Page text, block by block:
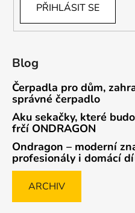
PŘIHLÁSIT SE
Blog
Čerpadla pro dům,
správné čerpadlo
Aku sekačky, které
frčí ONDRAGON
Ondragon – moderní
profesionály i domácí
ARCHIV